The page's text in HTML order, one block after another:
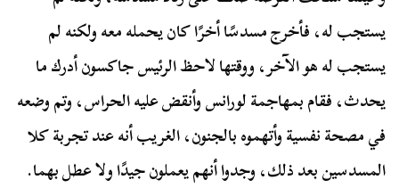
يستجب له، فأخرج مسدسًا أخرًا كان يحمله معه ولكنه لم
يستجب له هو الآخر، ووقتها لاحظ الرئيس جاكسون أدرك ما
يحدث، فقام بمهاجمة لورانس وأنقض عليه الحراس، وتم وضعه
في مصحة نفسية وأتهموه بالجنون، الغريب أنه عند تجربة كلا
المسدسين بعد ذلك، وجدوا أنهم يعملون جيدًا ولا عطل بهما.